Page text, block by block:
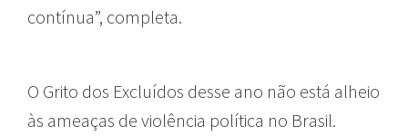
contínua”, completa.
O Grito dos Excluídos desse ano não está alheio
às ameaças de violência política no Brasil.